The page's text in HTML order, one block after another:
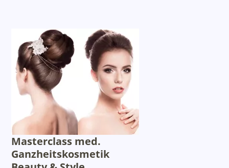
Masterclass med.
Ganzheitskosmetik